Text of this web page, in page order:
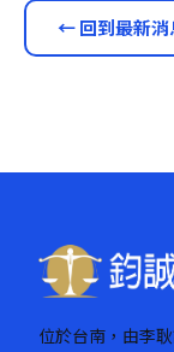
← 回到最新消
位於台南，由李